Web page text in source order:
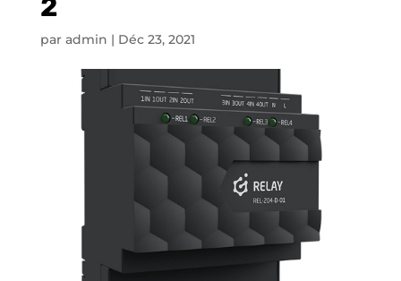
2
par admin | Déc 23, 2021